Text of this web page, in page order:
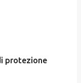
protezione